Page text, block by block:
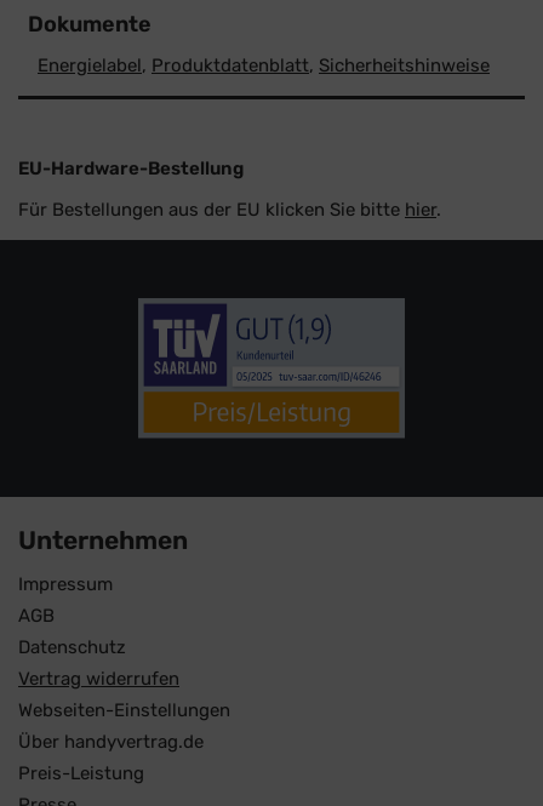
Dokumente
Energielabel, Produktdatenblatt, Sicherheitshinweise
EU-Hardware-Bestellung
Für Bestellungen aus der EU klicken Sie bitte hier.
Unternehmen
Impressum
AGB
Datenschutz
Vertrag widerrufen
Webseiten-Einstellungen
Über handyvertrag.de
Preis-Leistung